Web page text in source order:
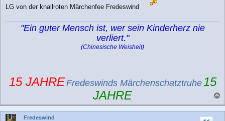
LG von der knallroten Märchenfee Fredeswind
"Ein guter Mensch ist, wer sein Kinderherz nie
verliert."
(Chinesische Weisheit)
15 JAHRE Fredeswinds Märchenschatztruhe 15
JAHRE
a
c
Fredeswind